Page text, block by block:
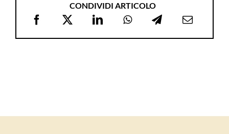
CONDIVIDI ARTICOLO